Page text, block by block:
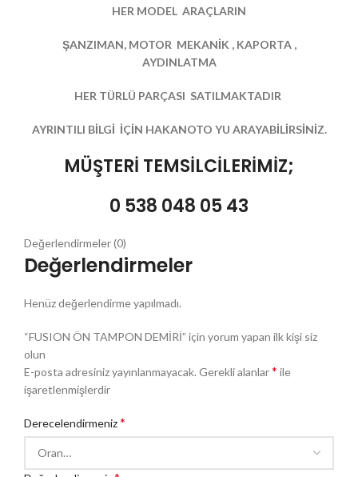
HER MODEL ARAÇLARIN
ŞANZIMAN, MOTOR MEKANİK , KAPORTA ,
AYDINLATMA
HER TÜRLÜ PARÇASI SATILMAKTADIR
AYRINTILI BİLGİ İÇİN HAKANOTO YU ARAYABİLİRSİNİZ.
MÜŞTERİ TEMSİLCİLERİMİZ;
0 538 048 05 43
Değerlendirmeler (0)
Değerlendirmeler
Henüz değerlendirme yapılmadı.
“FUSION ÖN TAMPON DEMİRİ” için yorum yapan ilk kişi siz
olun
E-posta adresiniz yayınlanmayacak.Gerekli alanlar* ile
işaretlenmişlerdir
Derecelendirmeniz*